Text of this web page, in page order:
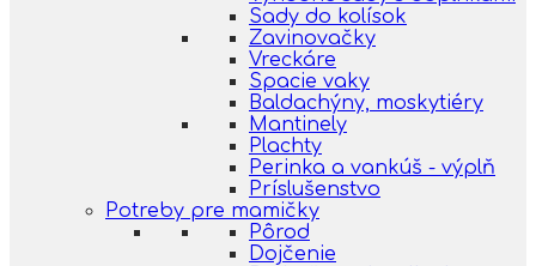
Sady do kolísok
Zavinovačky
Vreckáre
Spacie vaky
Baldachýny, moskytiéry
Mantinely
Plachty
Perinka a vankúš - výplň
Príslušenstvo
Potreby pre mamičky
Pôrod
Dojčenie